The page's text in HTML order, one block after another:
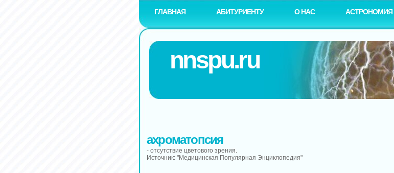
ГЛАВНАЯ АБИТУРИЕНТУ О НАС АСТРОНОМИЯ
nnspu.ru
ахроматопсия
- отсутствие цветового зрения.
Источник: "Медицинская Популярная Энциклопедия"